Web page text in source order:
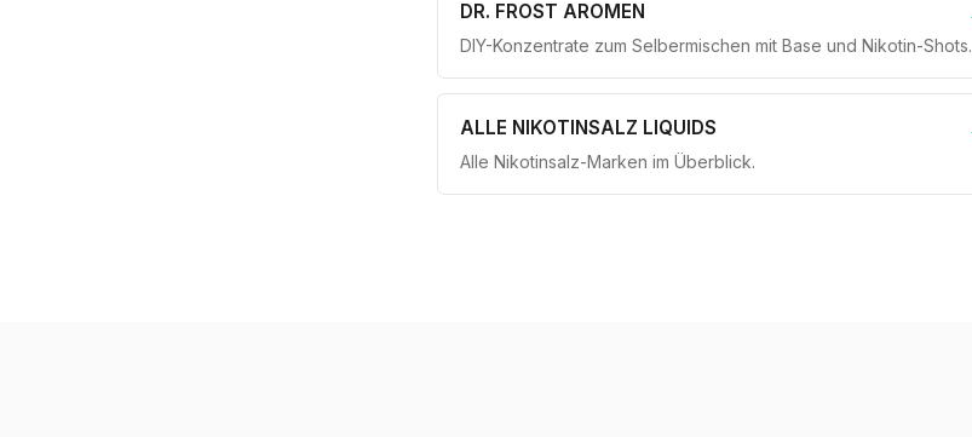
DR. FROST AROMEN
DIY-Konzentrate zum Selbermischen mit Base und Nikotin-Shots.
ALLE NIKOTINSALZ LIQUIDS
Alle Nikotinsalz-Marken im Überblick.